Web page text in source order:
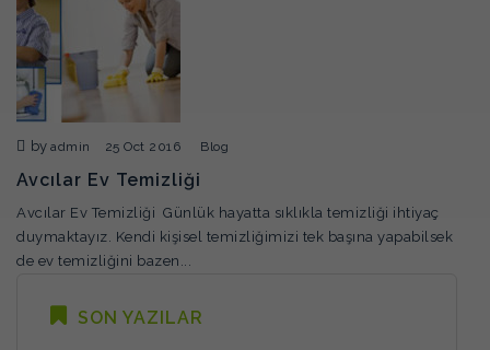
by admin 25 Oct 2016 Blog
Avcılar Ev Temizliği
Avcılar Ev Temizliği Günlük hayatta sıklıkla temizliği ihtiyaç
duymaktayız. Kendi kişisel temizliğimizi tek başına yapabilsek
de ev temizliğini bazen...
SON YAZILAR